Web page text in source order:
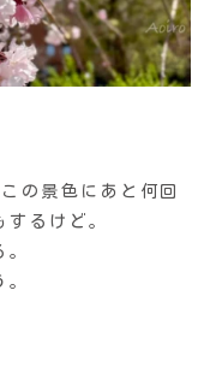
の景色にあと何回
るけど。